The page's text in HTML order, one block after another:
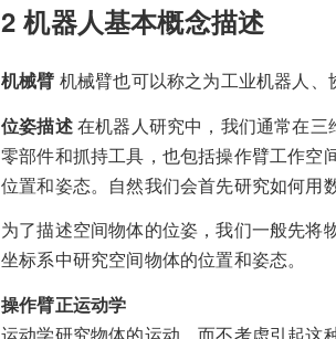
2 机器人基本概念描述
机械臂 机械臂也可以称之为工业机器人、
位姿描述在机器人研究中，我们通常在三
零部件和抓持工具，也包括操作臂工作空
位置和姿态。自然我们会首先研究如何用
为了描述空间物体的位姿，我们一般先将
坐标系中研究空间物体的位置和姿态。
操作臂正运动学
运动学研究物体的运动，而不考虑引起这